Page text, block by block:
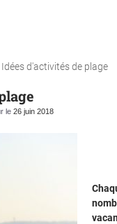
Idées d'activités de plage
le 26 juin 2018